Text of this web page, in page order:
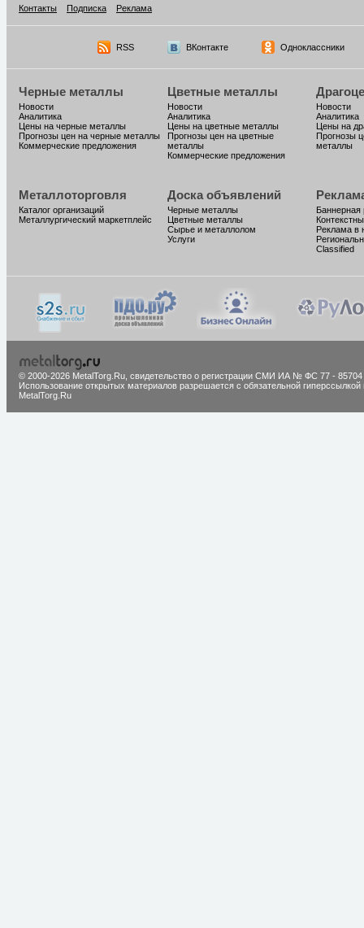
Контакты
Подписка Реклама
RSS ВКонтакте Одноклассники
Черные металлы
Новости
Аналитика
Цены на черные металлы
Прогнозы цен на черные металлы
Коммерческие предложения
Цветные металлы
Новости
Аналитика
Цены на цветные металлы
Прогнозы цен на цветные
металлы
Коммерческие предложения
Новости
Аналитика
Цены на
Прогнозы
металлы
Металлоторговля
Каталог организаций
Металлургический маркетплейс
Доска объявлений
Черные металлы
Цветные металлы
Сырье и металлолом
Услуги
Баннерная
Реклама в
Classified
© 2000-2026 MetalTorg.Ru, cвидетельство о регистрации СМИ ИА № ФС 77 - 85704
Использование открытых материалов разрешается с обязательной гиперссылкой
MetalTorg.Ru